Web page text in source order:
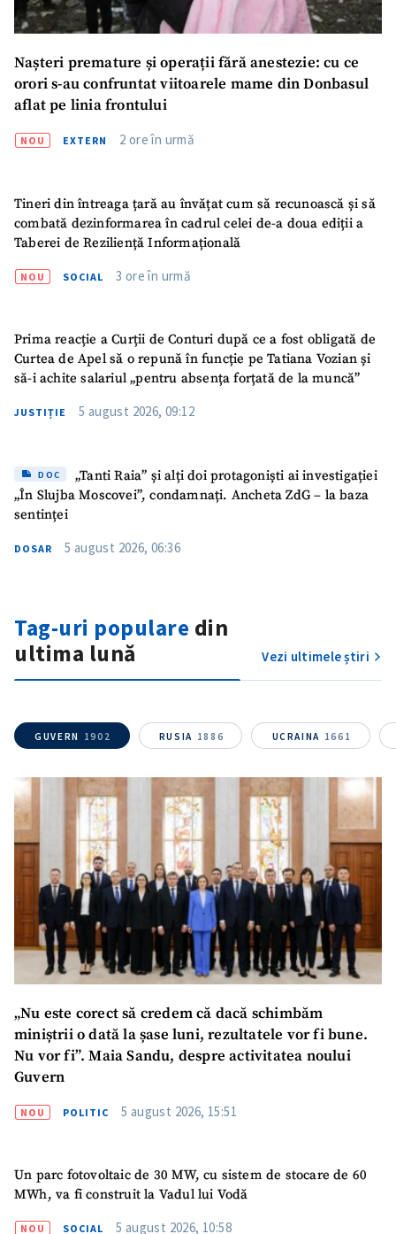
Trimite o informație
Despre ZdG
Nașteri premature și operații fără anestezie: cu ce
orori s-au confruntat viitoarele mame din Donbasul
aflat pe linia frontului
NOU EXTERN 2 ore în urmă
Tineri din întreaga țară au învățat cum să recunoască și să
combată dezinformarea în cadrul celei de-a doua ediții a
Taberei de Reziliență Informațională
NOU SOCIAL 3 ore în urmă
Prima reacție a Curții de Conturi după ce a fost obligată de
Curtea de Apel să o repună în funcție pe Tatiana Vozian și
să-i achite salariul „pentru absența forțată de la muncă”
JUSTIȚIE 5 august 2026, 09:12
DOC
„Tanti Raia” și alți doi protagoniști ai investigației
„În Slujba Moscovei”, condamnați. Ancheta ZdG – la baza
sentinței
DOSAR 5 august 2026, 06:36
Tag-uri populare din
ultima lună
Vezi ultimele știri
GUVERN 1902 RUSIA 1886 UCRAINA 1661
„Nu este corect să credem că dacă schimbăm
miniștrii o dată la șase luni, rezultatele vor fi bune.
Nu vor fi”. Maia Sandu, despre activitatea noului
Guvern
NOU POLITIC 5 august 2026, 15:51
Un parc fotovoltaic de 30 MW, cu sistem de stocare de 60
MWh, va fi construit la Vadul lui Vodă
NOU SOCIAL 5 august 2026, 10:58